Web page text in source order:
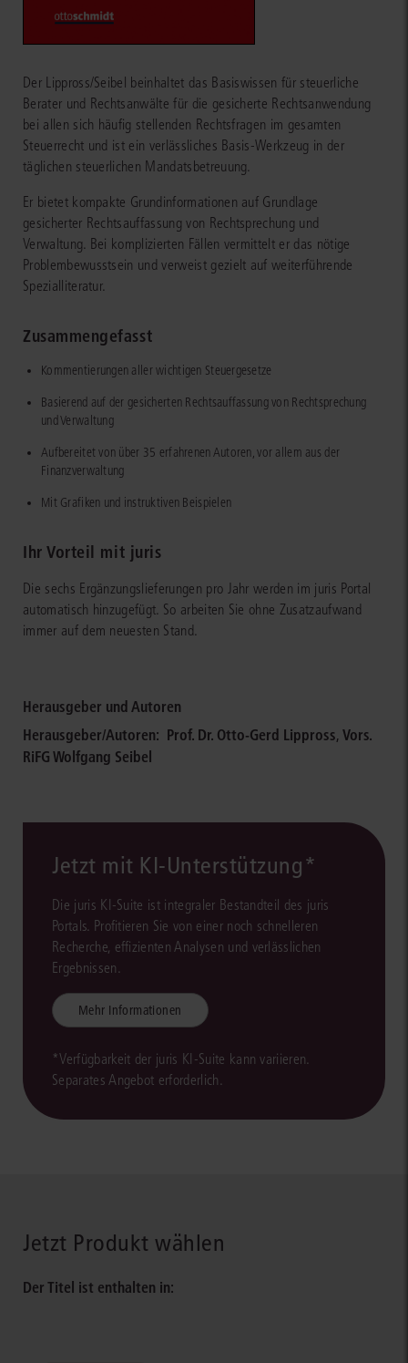
Der Lippross/Seibel beinhaltet das Basiswissen für steuerliche
Berater und Rechtsanwälte für die gesicherte Rechtsanwendung
bei allen sich häufig stellenden Rechtsfragen im gesamten
Steuerrecht und ist ein verlässliches Basis-Werkzeug in der
täglichen steuerlichen Mandatsbetreuung.
Er bietet kompakte Grundinformationen auf Grundlage
gesicherter Rechtsauffassung von Rechtsprechung und
Verwaltung. Bei komplizierten Fällen vermittelt er das nötige
Problembewusstsein und verweist gezielt auf weiterführende
Spezialliteratur.
Zusammengefasst
Kommentierungen aller wichtigen Steuergesetze
Basierend auf der gesicherten Rechtsauffassung von Rechtsprechung
und Verwaltung
Aufbereitet von über 35 erfahrenen Autoren, vor allem aus der
Finanzverwaltung
Mit Grafiken und instruktiven Beispielen
Ihr Vorteil mit juris
Die sechs Ergänzungslieferungen pro Jahr werden im juris Portal
automatisch hinzugefügt. So arbeiten Sie ohne Zusatzaufwand
immer auf dem neuesten Stand.
Herausgeber und Autoren
Herausgeber/Autoren: Prof. Dr. Otto-Gerd Lippross, Vors.
RiFG Wolfgang Seibel
Jetzt mit KI-Unterstützung*
Die juris KI-Suite ist integraler Bestandteil des juris
Portals. Profitieren Sie von einer noch schnelleren
Recherche, effizienten Analysen und verlässlichen
Ergebnissen.
Mehr Informationen
*Verfügbarkeit der juris KI-Suite kann variieren.
Separates Angebot erforderlich.
Jetzt Produkt wählen
Der Titel ist enthalten in: